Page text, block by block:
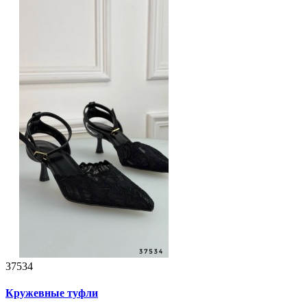
37534
Кружевные туфли